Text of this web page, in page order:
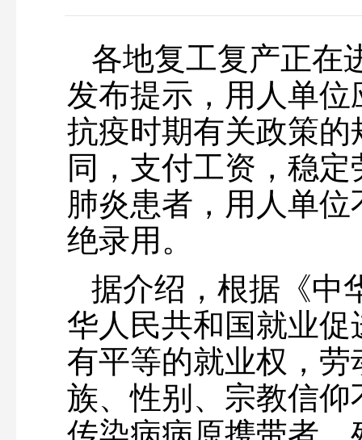
各地复工复产正在
发布提示，用人单
抗疫时期有关政策
同，支付工资，稳
肺炎患者，用人单
绝录用。
据介绍，根据《中
华人民共和国就业
有平等的就业权，
族、性别、宗教信